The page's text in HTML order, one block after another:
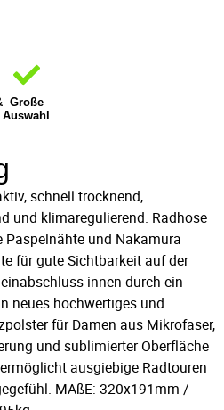
Große
Auswahl
schnell trocknend,
und klimaregulierend. Radhose
Paspelnähte und Nakamura
für gute Sichtbarkeit auf der
innen durch ein
neues hochwertiges und
für Damen aus Mikrofaser,
und sublimierter Oberfläche
ausgiebige Radtouren
MAßE: 320x191mm /